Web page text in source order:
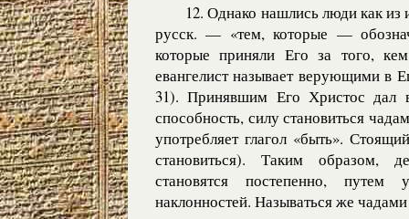
12. Однако нашлись люди как
русск. — «тем, которые —
которые приняли Его за того,
евангелист называет верующими в
31). Принявшим Его Христос дал
способность, силу становиться
употребляет глагол «быть».
становиться). Таким образом,
становятся постепенно,
наклонностей. Называться же